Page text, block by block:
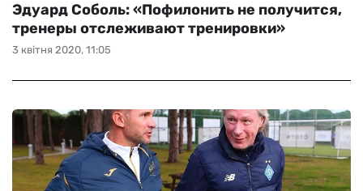
3 квітня 2020, 11:05
Эдуард Соболь: «Пофилонить не получится,
тренеры отслеживают тренировки»